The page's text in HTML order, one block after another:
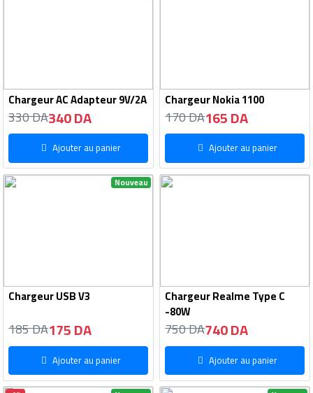
Chargeur AC Adapteur 9V/2A
330 DA340 DA
Ajouter au panier
Chargeur Nokia 1100
170 DA165 DA
Ajouter au panier
Nouveau
Chargeur USB V3
185 DA175 DA
Ajouter au panier
Chargeur Realme Type C
-80W
750 DA740 DA
Ajouter au panier